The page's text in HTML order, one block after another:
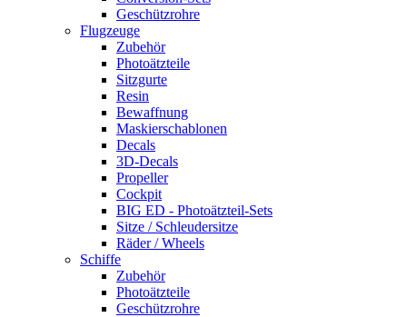
Geschützrohre
Flugzeuge
Zubehör
Photoätzteile
Sitzgurte
Resin
Bewaffnung
Maskierschablonen
Decals
3D-Decals
Propeller
Cockpit
BIG ED - Photoätzteil-Sets
Sitze / Schleudersitze
Räder / Wheels
Schiffe
Zubehör
Photoätzteile
Geschützrohre